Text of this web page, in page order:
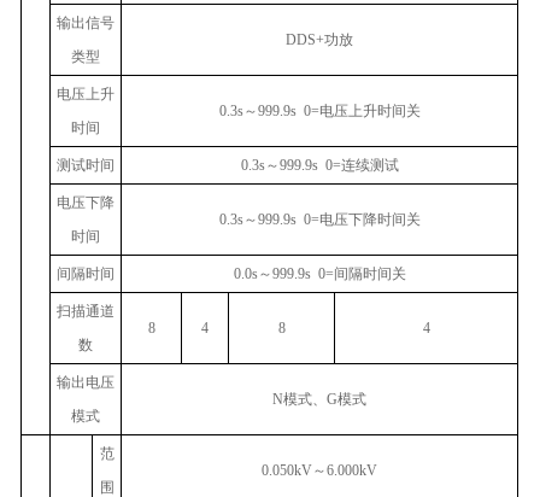
输出信号
类型
DDS+功放
电压上升
时间
0.3s～999.9s 0=电压上升时间关
测试时间 0.3s～999.9s 0=连续测试
电压下降
时间
0.3s～999.9s 0=电压下降时间关
间隔时间 0.0s～999.9s 0=间隔时间关
扫描通道
数
8 4 8 4
输出电压
模式
N模式、G模式
范
围
0.050kV～6.000kV